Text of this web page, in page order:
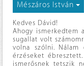
Mészáros István
Kedves Dávid!
Ahogy ismerkedtem
sugallat volt
volna szólni.
érzéseket
ismerősnek tetszik